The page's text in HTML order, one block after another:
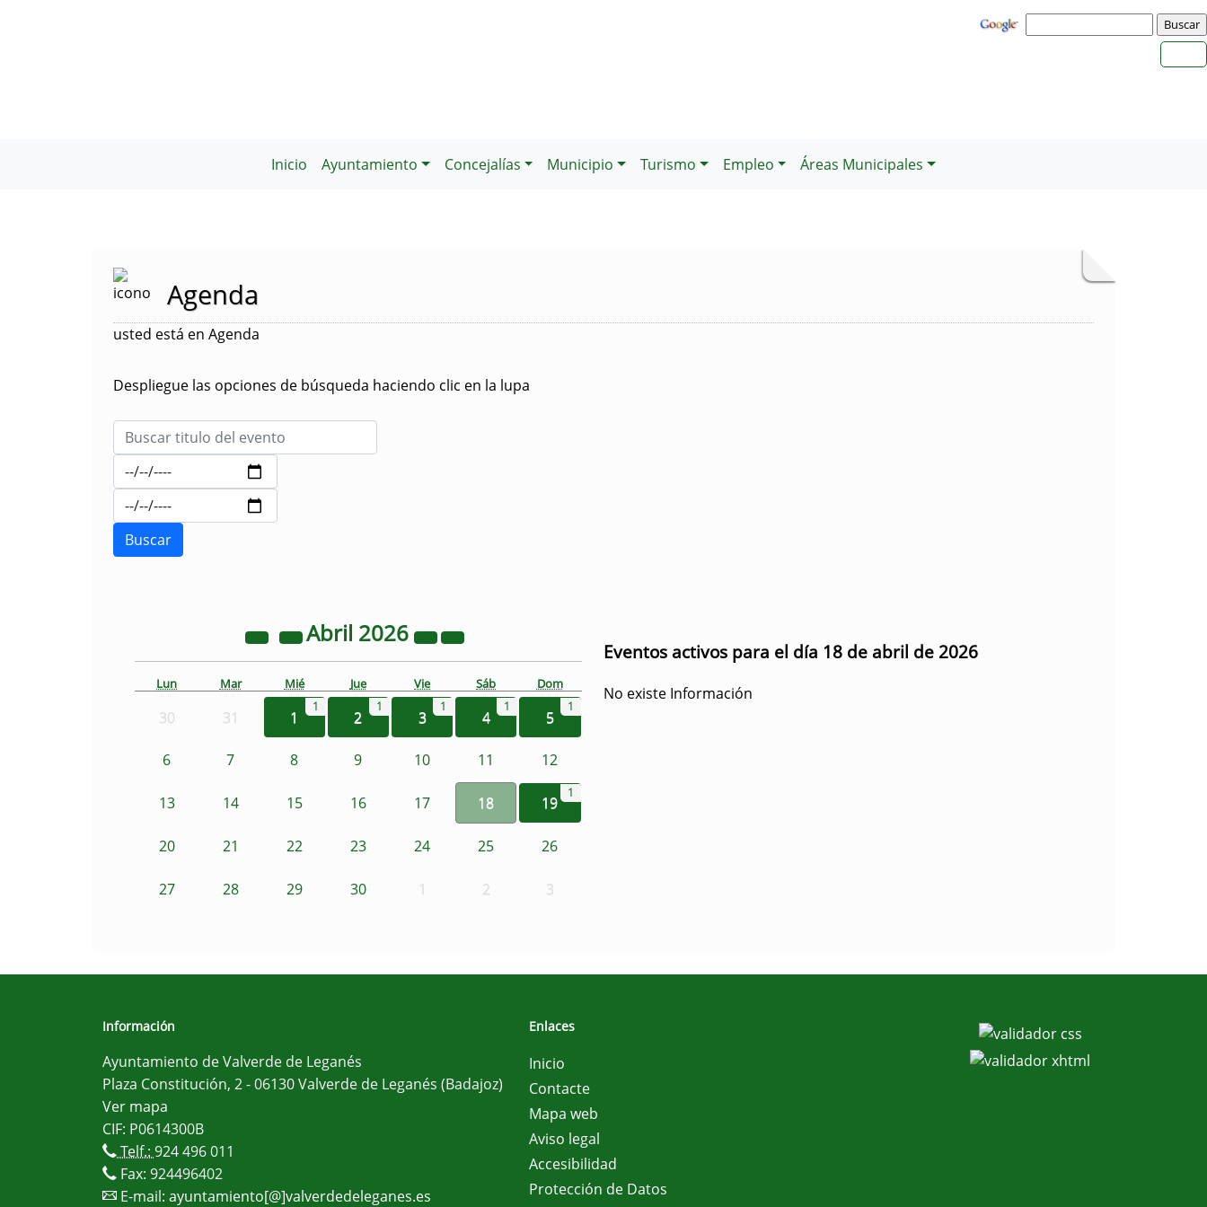
Inicio Ayuntamiento Concejalías Municipio Turismo Empleo Áreas Municipales
Agenda
usted está en Agenda
Despliegue las opciones de búsqueda haciendo clic en la lupa
Abril 2026
Lun Mar Mié Jue Vie Sáb Dom
30 31 1
1
2
1
3
1
4
1
5
1
6 7 8 9 10 11 12
13 14 15 16 17 18 19
1
20 21 22 23 24 25 26
27 28 29 30 1 2 3
Eventos activos para el día 18 de abril de 2026
No existe Información
Información
Ayuntamiento de Valverde de Leganés
Plaza Constitución, 2 - 06130 Valverde de Leganés (Badajoz)
Ver mapa
CIF: P0614300B
Telf.:924 496 011
Fax: 924496402
E-mail: ayuntamiento[@]valverdedeleganes.es
Enlaces
Inicio
Contacte
Mapa web
Aviso legal
Accesibilidad
Protección de Datos